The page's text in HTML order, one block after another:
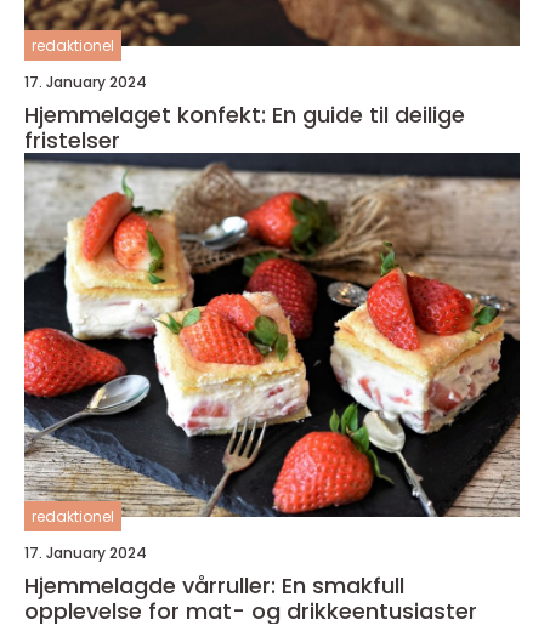
redaktionel
17. January 2024
Hjemmelaget konfekt: En guide til deilige
fristelser
redaktionel
17. January 2024
Hjemmelagde vårruller: En smakfull
opplevelse for mat- og drikkeentusiaster